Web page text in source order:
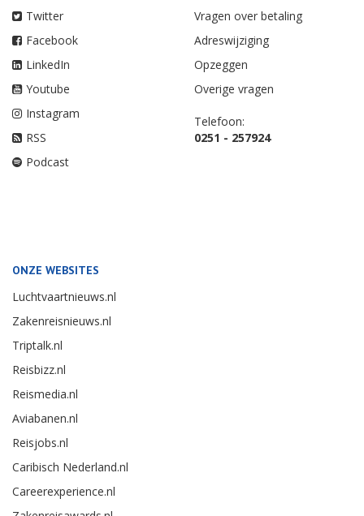
Twitter
Facebook
LinkedIn
Youtube
Instagram
RSS
Podcast
Vragen over betaling
Adreswijziging
Opzeggen
Overige vragen
Telefoon:
0251 - 257924
ONZE WEBSITES
Luchtvaartnieuws.nl
Zakenreisnieuws.nl
Triptalk.nl
Reisbizz.nl
Reismedia.nl
Aviabanen.nl
Reisjobs.nl
Caribisch Nederland.nl
Careerexperience.nl